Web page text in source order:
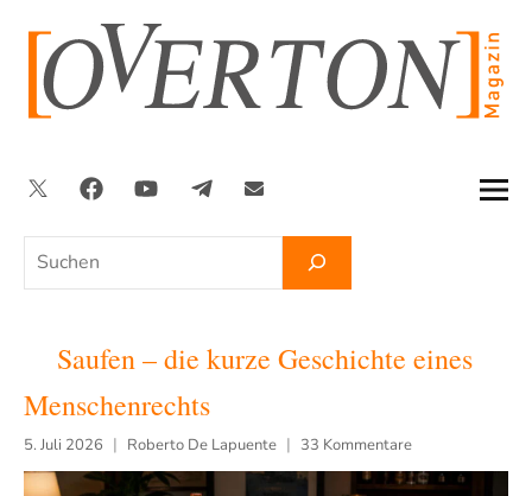
springen
Suchen
TwitterFacebookYouTubeTelegramNewsletter
Saufen – die kurze Geschichte eines
Menschenrechts
5. Juli 2026 Roberto De Lapuente 33 Kommentare